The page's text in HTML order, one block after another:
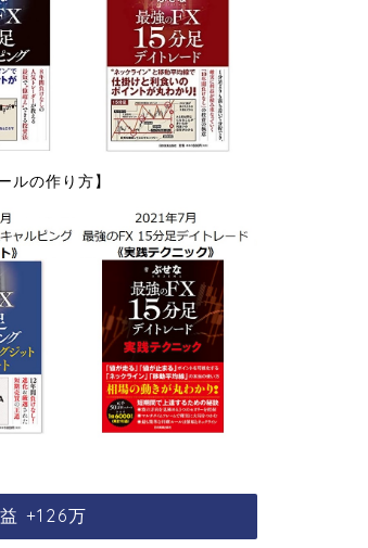
ルの作り方】
+126万